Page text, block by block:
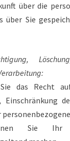
über die
über Sie
das Recht
Sie